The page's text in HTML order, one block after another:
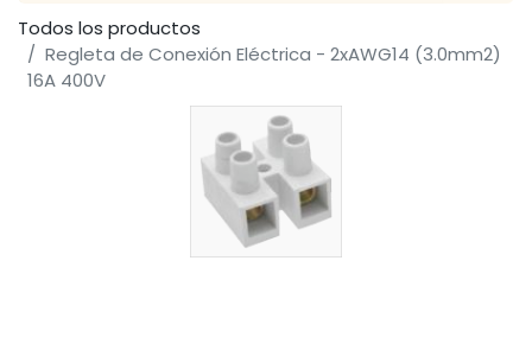
Todos los productos
Regleta de Conexión Eléctrica - 2xAWG14 (3.0mm2)
16A 400V